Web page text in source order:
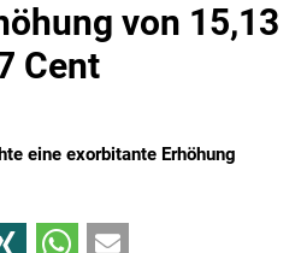
von 15,13
Cent
eine exorbitante Erhöhung